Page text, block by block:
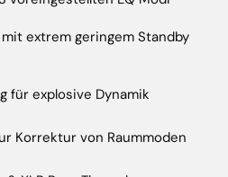
extrem geringem Standby
für explosive Dynamik
Korrektur von Raummoden